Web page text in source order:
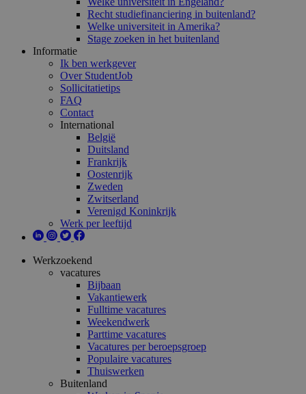
Recht studiefinanciering in buitenland?
Welke universiteit in Amerika?
Stage zoeken in het buitenland
Informatie
Ik ben werkgever
Over StudentJob
Sollicitatietips
FAQ
Contact
International
België
Duitsland
Frankrijk
Oostenrijk
Zweden
Zwitserland
Verenigd Koninkrijk
Werk per leeftijd
Werkzoekend
vacatures
Bijbaan
Vakantiewerk
Fulltime vacatures
Weekendwerk
Parttime vacatures
Vacatures per beroepsgroep
Populaire vacatures
Thuiswerken
Buitenland